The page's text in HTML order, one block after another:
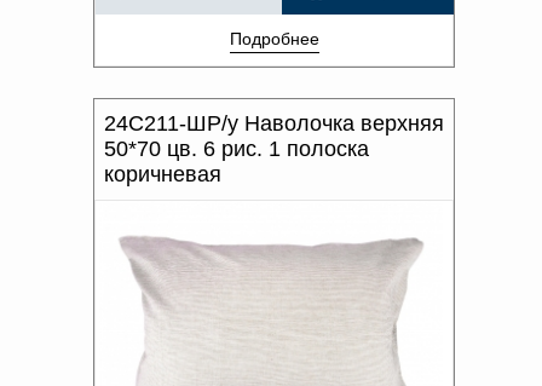
Подробнее
24С211-ШР/у Наволочка верхняя
50*70 цв. 6 рис. 1 полоска
коричневая